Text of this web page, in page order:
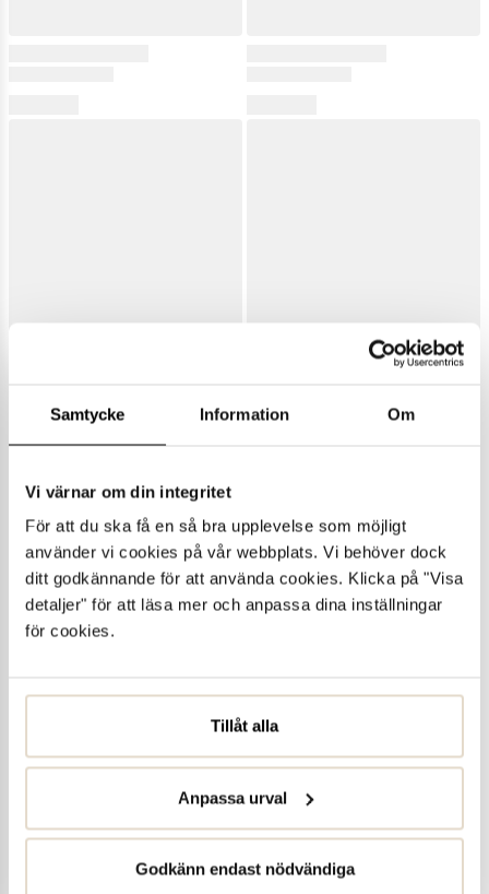
Samtycke Information Om
Vi värnar om din integritet
För att du ska få en så bra upplevelse som möjligt
använder vi cookies på vår webbplats. Vi behöver dock
ditt godkännande för att använda cookies. Klicka på "Visa
detaljer" för att läsa mer och anpassa dina inställningar
för cookies.
Tillåt alla
Anpassa urval
Godkänn endast nödvändiga